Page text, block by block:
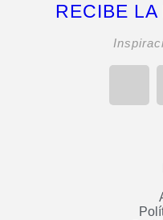
RECIBE LA